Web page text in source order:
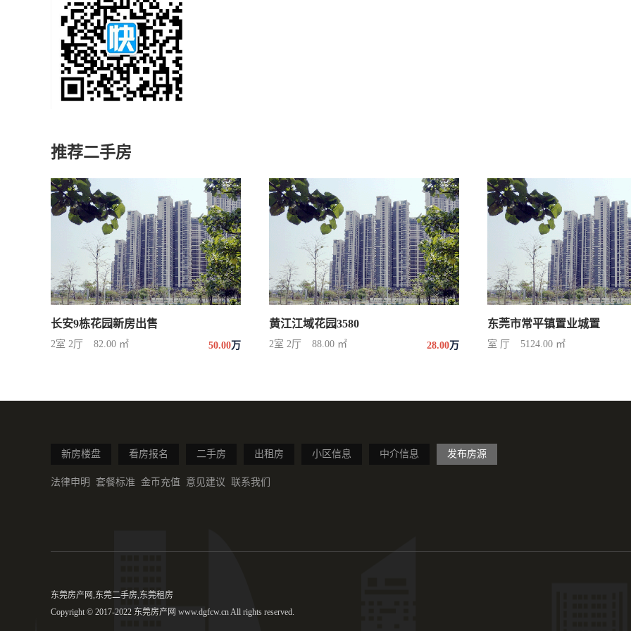
推荐二手房
长安9栋花园新房出售
2室 2厅 82.00 ㎡ 50.00万
黄江江域花园3580
2室 2厅 88.00 ㎡ 28.00万
东莞市常平镇置业城置
室 厅 5124.00 ㎡
新房楼盘 看房报名 二手房 出租房 小区信息 中介信息 发布房源
法律申明 套餐标准 金币充值 意见建议 联系我们
东莞房产网,东莞二手房,东莞租房
Copyright © 2017-2022 东莞房产网 www.dgfcw.cn All rights reserved.